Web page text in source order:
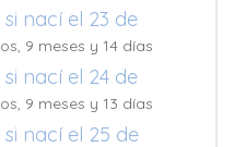
nací el 23 de
9 meses y 14 días
nací el 24 de
9 meses y 13 días
nací el 25 de